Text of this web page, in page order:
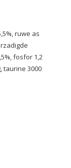
ruwe as
fosfor 1,2
taurine 3000